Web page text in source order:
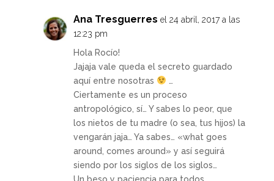
Ana Tresguerres el 24 abril, 2017 a las
12:23 pm
Hola Rocío!
Jajaja vale queda el secreto guardado
aquí entre nosotras
Ciertamente es un proceso
antropológico, sí… Y sabes lo peor, que
los nietos de tu madre (o sea, tus hijos) la
vengarán jaja… Ya sabes… «what goes
around, comes around» y así seguirá
siendo por los siglos de los siglos…